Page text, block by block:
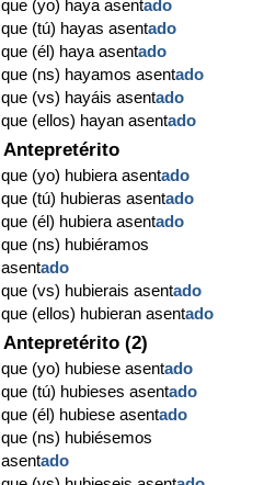
que (yo) haya asentado
que (tú) hayas asentado
que (él) haya asentado
que (ns) hayamos asentado
que (vs) hayáis asentado
que (ellos) hayan asentado
Antepretérito
que (yo) hubiera asentado
que (tú) hubieras asentado
que (él) hubiera asentado
que (ns) hubiéramos
asentado
que (vs) hubierais asentado
que (ellos) hubieran asentado
Antepretérito (2)
que (yo) hubiese asentado
que (tú) hubieses asentado
que (él) hubiese asentado
que (ns) hubiésemos
asentado